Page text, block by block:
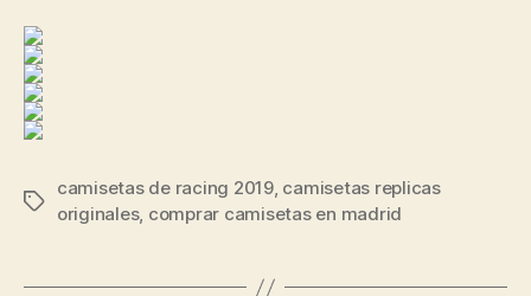
Etiquetas
camisetas de racing 2019, camisetas replicas
originales, comprar camisetas en madrid